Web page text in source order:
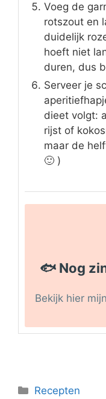
Voeg de
rotszout en
duidelijk
hoeft niet
duren, dus
Serveer je
dieet volgt:
rijst of
maar de
🙂 )
🐟 Nog
Bekijk hier
Categorieën
Recepten